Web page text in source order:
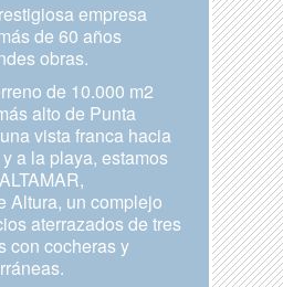
empresa
de 60 años
obras.
de 10.000 m2
alto de Punta
vista franca hacia
a la playa, estamos
Altura, un complejo
aterrazados de tres
con cocheras y